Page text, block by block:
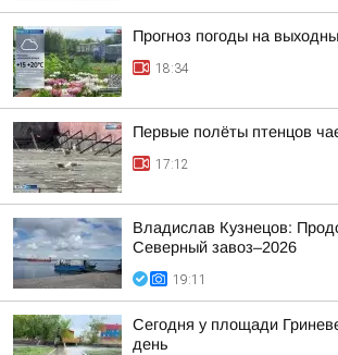
Прогноз погоды на
18:34
Первые полёты птенцов
17:12
Владислав Кузнецов:
Северный завоз–2026
19:11
Сегодня у площади
день